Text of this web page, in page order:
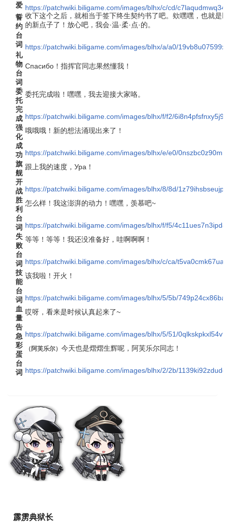
爱 https://patchwiki.biligame.com/images/blhx/c/cd/
誓
约
台
词
收下这个之后，就相当于签下终生契约书了吧。欸嘿嘿，也就
的新点子了！放心吧，我会·温·柔·点·的。
https://patchwiki.biligame.com/images/blhx/a/a0/
礼
物
台
词
Спасибо！指挥官同志果然懂我！
委
托
完
成
委托完成啦！嘿嘿，我去迎接大家咯。
https://patchwiki.biligame.com/images/blhx/f/f2/
强
化
成
功
哦哦哦！新的想法涌现出来了！
https://patchwiki.biligame.com/images/blhx/e/e0/
旗
舰
开
战
跟上我的速度，Ура！
https://patchwiki.biligame.com/images/blhx/8/8d/
胜
利
台
词
怎么样！我这澎湃的动力！嘿嘿，羡慕吧~
https://patchwiki.biligame.com/images/blhx/f/f5/
失
败
台
词
等等！等等！我还没准备好，哇啊啊啊！
https://patchwiki.biligame.com/images/blhx/c/ca/
技
能
台
词
该我啦！开火！
https://patchwiki.biligame.com/images/blhx/5/5b/
血
量
告
急
哎呀，看来是时候认真起来了~
https://patchwiki.biligame.com/images/blhx/5/51/
彩
蛋
台
词
（ 阿芙乐尔） 今天也是熠熠生辉呢，阿芙乐尔同志！
https://patchwiki.biligame.com/images/blhx/2/2b/
霹雳典狱长